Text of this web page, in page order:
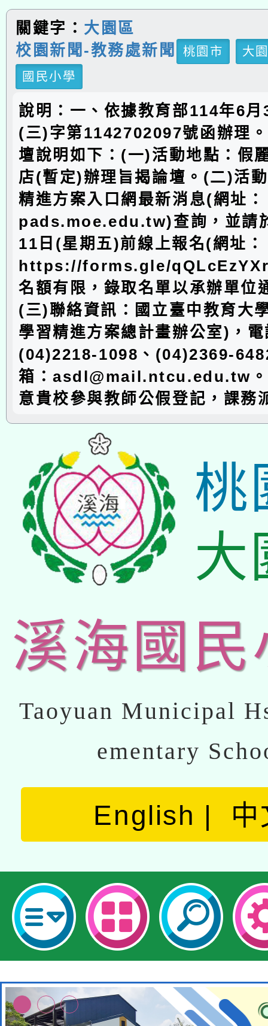
關鍵字： 大園區
校園新聞-教務處新聞
桃園市
大
國民小學
說明：一、依據教育部114年6
(三)字第1142702097號函辦理
壇說明如下：(一)活動地點：假
店(暫定)辦理旨揭論壇。(二)活
精進方案入口網最新消息(網址：
pads.moe.edu.tw)查詢，並請
11日(星期五)前線上報名(網址：
https://forms.gle/
名額有限，錄取名單以承辦單位
(三)聯絡資訊：國立臺中教育大
學習精進方案總計畫辦公室)，
(04)2218-1098、(04)2369-
箱：asdl@mail.ntcu.edu.tw。
意貴校參與教師公假登記，課務
桃
大
溪海國民
Taoyuan Municipal
ementary
English 中